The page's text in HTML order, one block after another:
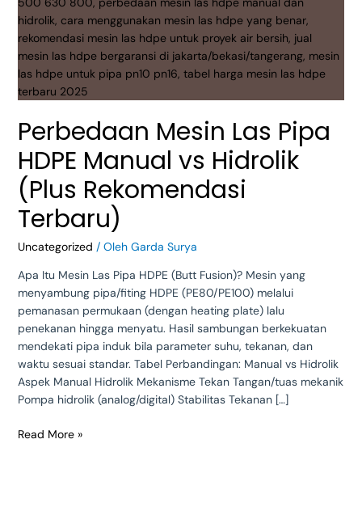
Perbedaan Mesin Las Pipa
HDPE Manual vs Hidrolik
(Plus Rekomendasi
Terbaru)
Uncategorized / Oleh Garda Surya
Apa Itu Mesin Las Pipa HDPE (Butt Fusion)? Mesin yang
menyambung pipa/fiting HDPE (PE80/PE100) melalui
pemanasan permukaan (dengan heating plate) lalu
penekanan hingga menyatu. Hasil sambungan berkekuatan
mendekati pipa induk bila parameter suhu, tekanan, dan
waktu sesuai standar. Tabel Perbandingan: Manual vs Hidrolik
Aspek Manual Hidrolik Mekanisme Tekan Tangan/tuas mekanik
Pompa hidrolik (analog/digital) Stabilitas Tekanan […]
Hidrolik
(Plus
Rekomendasi
Terbaru)
Read More »